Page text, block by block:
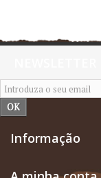
OK
Informação